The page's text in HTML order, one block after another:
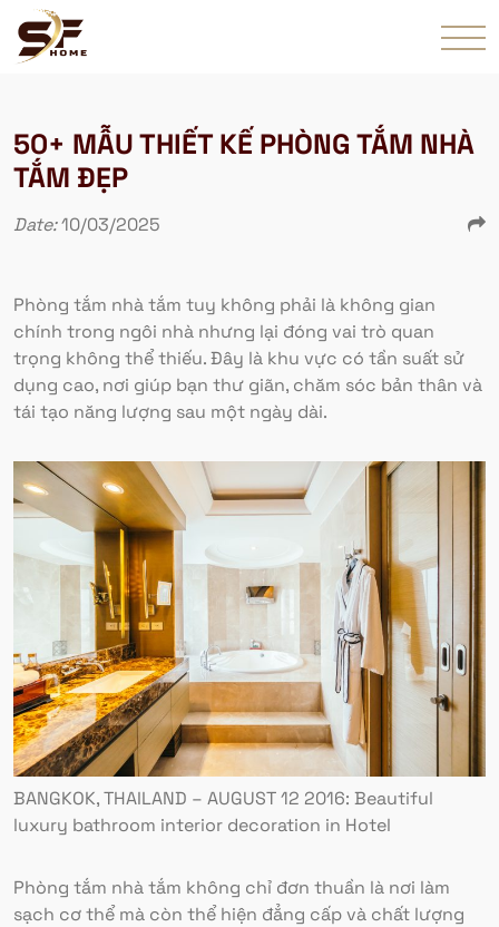
50+ MẪU THIẾT KẾ PHÒNG TẮM NHÀ
TẮM ĐẸP
Date:10/03/2025
Phòng tắm nhà tắm tuy không phải là không gian
chính trong ngôi nhà nhưng lại đóng vai trò quan
trọng không thể thiếu. Đây là khu vực có tần suất sử
dụng cao, nơi giúp bạn thư giãn, chăm sóc bản thân và
tái tạo năng lượng sau một ngày dài.
BANGKOK, THAILAND – AUGUST 12 2016: Beautiful
luxury bathroom interior decoration in Hotel
Phòng tắm nhà tắm không chỉ đơn thuần là nơi làm
sạch cơ thể mà còn thể hiện đẳng cấp và chất lượng